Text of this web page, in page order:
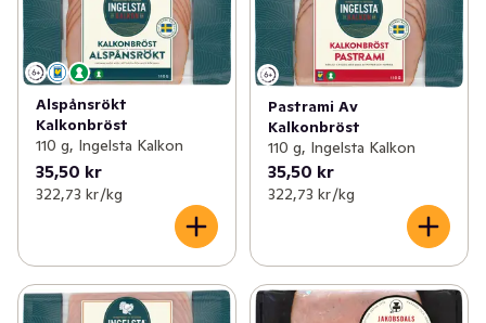
Alspånsrökt
Kalkonbröst
110 g, Ingelsta Kalkon
35,50 kr
322,73 kr /kg
Pastrami Av
Kalkonbröst
110 g, Ingelsta Kalkon
35,50 kr
322,73 kr /kg